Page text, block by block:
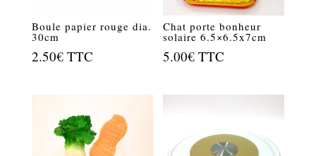
Boule papier rouge dia.
30cm
2.50€ TTC
Chat porte bonheur
solaire 6.5×6.5x7cm
5.00€ TTC